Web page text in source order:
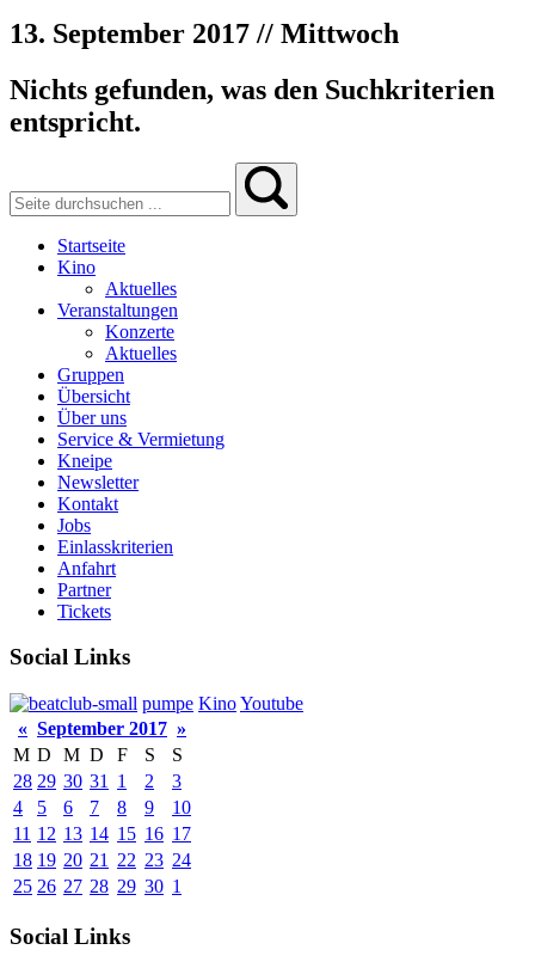
13. September 2017 // Mittwoch
Nichts gefunden, was den Suchkriterien
entspricht.
Startseite
Kino
Aktuelles
Veranstaltungen
Konzerte
Aktuelles
Gruppen
Übersicht
Über uns
Service & Vermietung
Kneipe
Newsletter
Kontakt
Jobs
Einlasskriterien
Anfahrt
Partner
Tickets
Social Links
pumpe KinoYoutube
« September 2017 »
M D M D F S
S
28 29 30 31 1 2
3
4
5 6 7 8 9
10
11 12 13 14 15 16 17
18 19 20 21 22 23 24
25 26 27 28 29 30 1
Social Links